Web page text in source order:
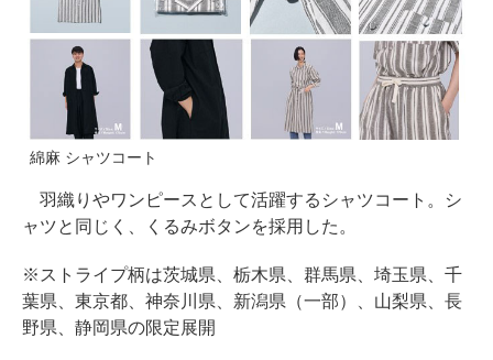
綿麻 シャツコート
羽織りやワンピースとして活躍するシャツコート。シ
ャツと同じく、くるみボタンを採用した。
※ストライプ柄は茨城県、栃木県、群馬県、埼玉県、千
葉県、東京都、神奈川県、新潟県（一部）、山梨県、長
野県、静岡県の限定展開